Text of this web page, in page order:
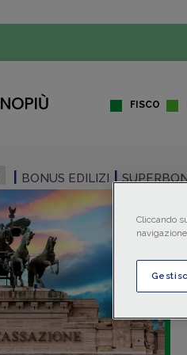
FISCO
BONUS EDILIZI
Cliccando